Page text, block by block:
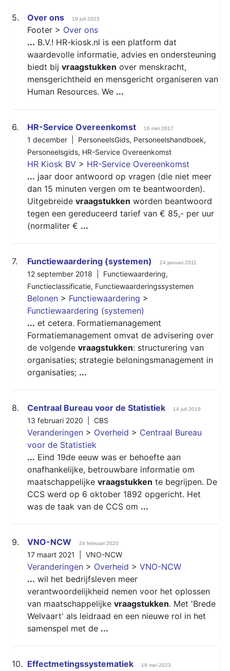
5. Over ons 19 juli 2023
Footer > Over ons
... B.V.! HR-kiosk.nl is een platform dat
waardevolle informatie, advies en ondersteuning
biedt bij vraagstukken over menskracht,
mensgerichtheid en mensgericht organiseren van
Human Resources. We ...
6. HR-Service Overeenkomst 16 mei 2017
1 december | PersoneelsGids, Personeelshandboek,
Personeelsgids, HR-Service Overeenkomst
HR Kiosk BV > HR-Service Overeenkomst
... jaar door antwoord op vragen (die niet meer
dan 15 minuten vergen om te beantwoorden).
Uitgebreide vraagstukken worden beantwoord
tegen een gereduceerd tarief van € 85,- per uur
(normaliter € ...
7. Functiewaardering (systemen) 24 januari 2011
12 september 2018 | Functiewaardering,
Functieclassificatie, Functiewaarderingssystemen
Belonen > Functiewaardering >
Functiewaardering (systemen)
... et cetera. Formatiemanagement
Formatiemanagement omvat de advisering over
de volgende vraagstukken: structurering van
organisaties; strategie beloningsmanagement in
organisaties; ...
8. Centraal Bureau voor de Statistiek 14 juli 2019
13 februari 2020 | CBS
Veranderingen > Overheid > Centraal Bureau
voor de Statistiek
... Eind 19de eeuw was er behoefte aan
onafhankelijke, betrouwbare informatie om
maatschappelijke vraagstukken te begrijpen. De
CCS werd op 6 oktober 1892 opgericht. Het
was de taak van de CCS om ...
9. VNO-NCW 24 februari 2020
17 maart 2021 | VNO-NCW
Veranderingen > Overheid > VNO-NCW
... wil het bedrijfsleven meer
verantwoordelijkheid nemen voor het oplossen
van maatschappelijke vraagstukken. Met 'Brede
Welvaart' als leidraad en een nieuwe rol in het
samenspel met de ...
10. Effectmetingssystematiek 19 mei 2023